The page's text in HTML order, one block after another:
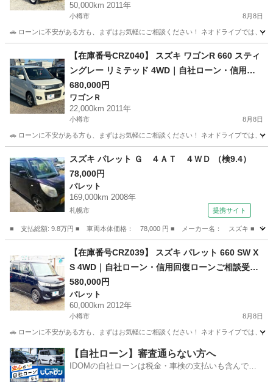
50,000km 2011年
小樽市 8月8日
🚗 ローンに不安がある方も、まずはお気軽にご相談ください！ ネオドライブでは、
アルトラパン ローン
【在庫番号CRZ040】 スズキ ワゴンR 660 スティ
ングレー リミテッド 4WD｜自社ローン・信用回
復ローンご相談受付中｜他社ローン審査が難しか
った方もご相談ください
680,000円
ワゴンＲ
22,000km 2011年
小樽市 8月8日
🚗 ローンに不安がある方も、まずはお気軽にご相談ください！ ネオドライブでは、
ワゴンＲ ローン
スズキ パレット Ｇ ４ＡＴ ４ＷＤ （検9.4）
78,000円
パレット
169,000km 2008年
札幌市 提携サイト
■ 支払総額: 9.8万円 ■ 車両本体価格： 78,000 円 ■ メーカー名： スズキ ■
パレット
【在庫番号CRZ039】 スズキ パレット 660 SW X
S 4WD｜自社ローン・信用回復ローンご相談受付
中｜他社ローン審査が難しかった方もご相談くだ
さい
580,000円
パレット
60,000km 2012年
小樽市 8月8日
🚗 ローンに不安がある方も、まずはお気軽にご相談ください！ ネオドライブでは、
北海道 小樽市 パレット ローン
【自社ローン】審査通らない方へ
IDOMの自社ローンは税金・車検の支払いも含んでい